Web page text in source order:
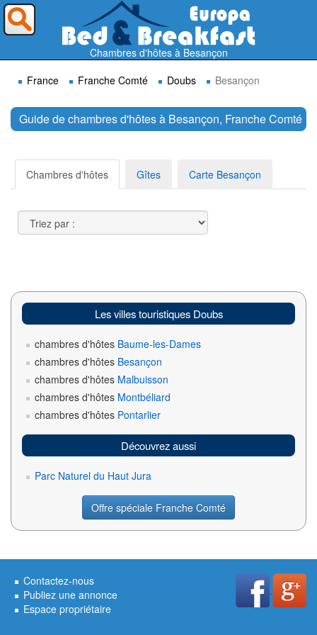
Chambres d'hôtes à Besançon
France
Franche Comté Doubs Besançon
Guide de chambres d'hôtes à Besançon, Franche Comté
Chambres d'hôtes Gîtes Carte Besançon
Les villes touristiques Doubs
chambres d'hôtes Baume-les-Dames
chambres d'hôtes Besançon
chambres d'hôtes Malbuisson
chambres d'hôtes Montbéliard
chambres d'hôtes Pontarlier
Découvrez aussi
Parc Naturel du Haut Jura
Offre spéciale Franche Comté
Contactez-nous
Publiez une annonce
Espace propriétaire
Où voulez-vous partir ?
Rechercher